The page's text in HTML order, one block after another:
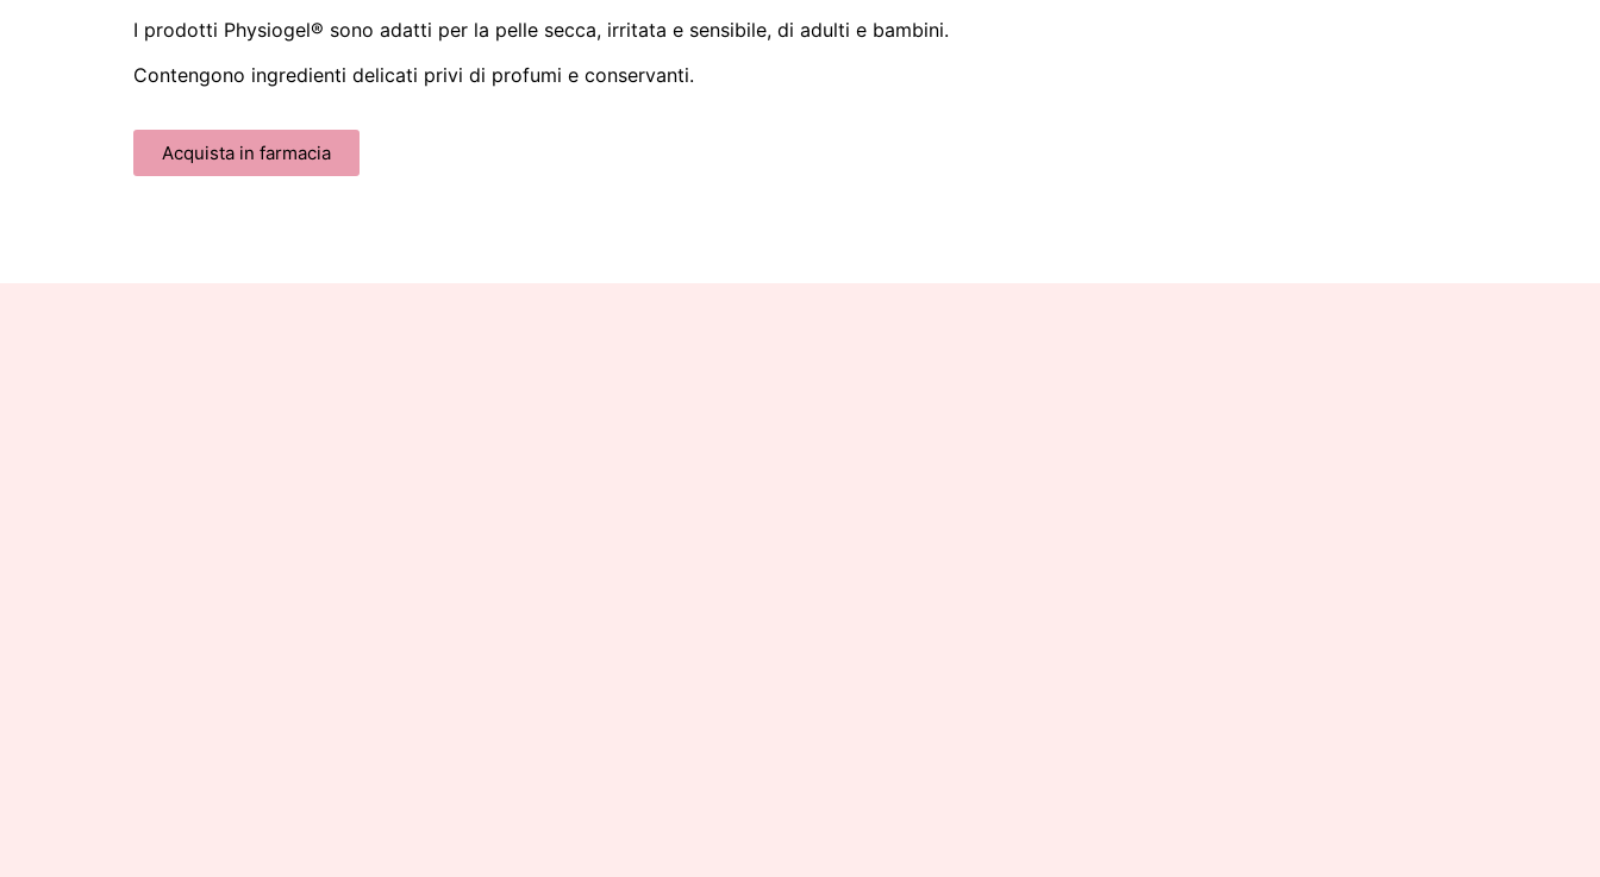
I prodotti Physiogel® sono adatti per la pelle secca, irritata e sensibile, di adulti e bambini.
Contengono ingredienti delicati privi di profumi e conservanti.
Acquista in farmacia